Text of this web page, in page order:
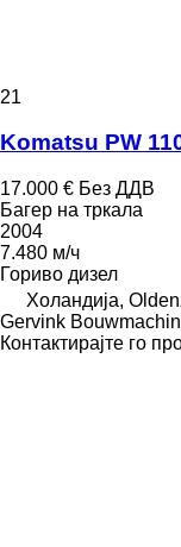
21
Komatsu PW
17.000 € Без ДДВ
Багер на тркала
2004
7.480 м/ч
Гориво дизел
Холандија,
Gervink
Контактирајте го